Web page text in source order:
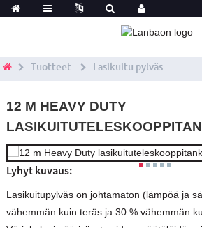
Tuotteet Lasikuitu pylväs
12 M HEAVY DUTY
Lyhyt kuvaus:
Lasikuitupylväs on johtamaton (lämpöä ja
vähemmän kuin teräs ja 30 % vähemmän